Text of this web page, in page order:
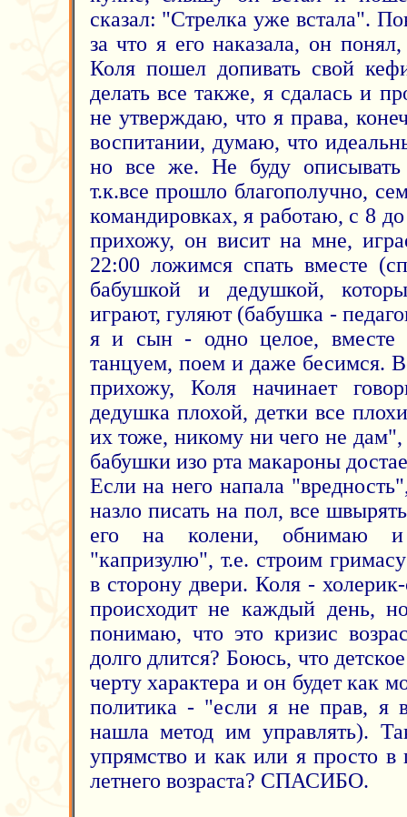
сказал: "Стрелка уже встала".
за что я его наказала, он
Коля пошел допивать свой
делать все также, я сдалась и
не утверждаю, что я права,
воспитании, думаю, что
но все же. Не буду
т.к.все прошло благополучно,
командировках, я работаю, с 8
прихожу, он висит на мне,
22:00 ложимся спать вместе
бабушкой и дедушкой,
играют, гуляют (бабушка -
я и сын - одно целое, вместе
танцуем, поем и даже бесимся.
прихожу, Коля начинает
дедушка плохой, детки все
их тоже, никому ни чего не
бабушки изо рта макароны
Если на него напала
назло писать на пол, все
его на колени, обнимаю и
"капризулю", т.е. строим
в сторону двери. Коля -
происходит не каждый день,
понимаю, что это кризис
долго длится? Боюсь, что
черту характера и он будет как
политика - "если я не прав, я
нашла метод им управлять).
упрямство и как или я просто в
летнего возраста? СПАСИБО.